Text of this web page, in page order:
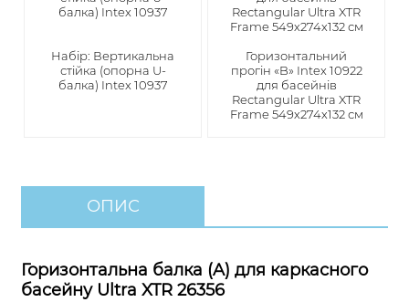
Набір: Вертикальна
стійка (опорна U-
балка) Intex 10937
Горизонтальний
прогін «B» Intex 10922
для басейнів
Rectangular Ultra XTR
Frame 549х274х132 см
ОПИС
Горизонтальна балка (A) для каркасного
басейну Ultra XTR 26356